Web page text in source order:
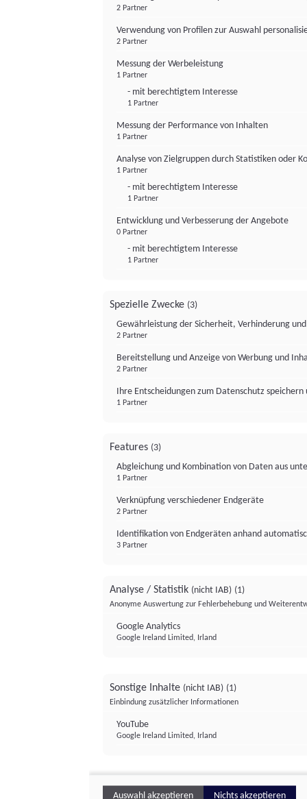
2 Partner
Verwendung von Profilen zur Auswahl
2 Partner
Messung der Werbeleistung
1 Partner
- mit berechtigtem Interesse
1 Partner
Messung der Performance von Inhalten
1 Partner
Analyse von Zielgruppen durch Statistiken oder
1 Partner
- mit berechtigtem Interesse
1 Partner
Entwicklung und Verbesserung der Angebote
0 Partner
- mit berechtigtem Interesse
1 Partner
Spezielle Zwecke (3)
Gewährleistung der Sicherheit, Verhinderung
2 Partner
Bereitstellung und Anzeige von Werbung und
2 Partner
Ihre Entscheidungen zum Datenschutz
1 Partner
Features (3)
Abgleichung und Kombination von Daten aus
1 Partner
Verknüpfung verschiedener Endgeräte
2 Partner
Identifikation von Endgeräten anhand
3 Partner
Analyse / Statistik (nicht IAB) (1)
Anonyme Auswertung zur Fehlerbehebung und
Google Analytics
Google Ireland Limited, Irland
Sonstige Inhalte (nicht IAB) (1)
Einbindung zusätzlicher Informationen
YouTube
Google Ireland Limited, Irland
Auswahl akzeptieren Nichts akzeptieren